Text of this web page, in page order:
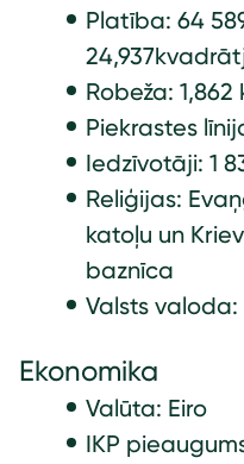
Platība: 64
Robeža: 1,862
Piekrastes
Iedzīvotāji: 1
Reliģijas:
katoļu un
baznīca
Valsts
Ekonomika
Valūta: Eiro
IKP